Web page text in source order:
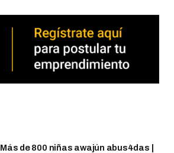
Más de 800 niñas awajún abus4das |